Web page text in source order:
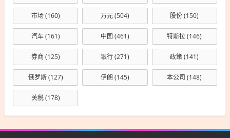
市场(160) 万元(504) 股份(150)
汽车(161) 中国 (461) 特斯拉(146)
券商(125) 银行(271) 政策(141)
俄罗斯(127) 伊朗 (145) 本公司 (148)
关税(178)